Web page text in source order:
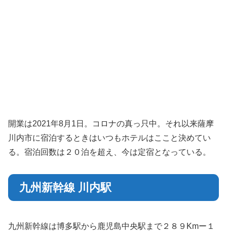
開業は2021年8月1日。コロナの真っ只中。それ以来薩摩
川内市に宿泊するときはいつもホテルはここと決めてい
る。宿泊回数は２０泊を超え、今は定宿となっている。
九州新幹線 川内駅
九州新幹線は博多駅から鹿児島中央駅まで２８９Kmー１